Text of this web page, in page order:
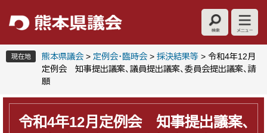
の
ー
現在地 熊本県議会 > 定例会・臨時会 > 採決結果等 > 令和4年12月
定例会 知事提出議案、議員提出議案、委員会提出議案、請
願
本
令和4年12月定例会 知事提出議案、